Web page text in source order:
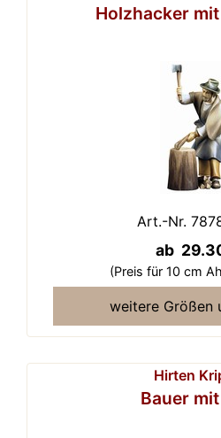
Holzhacker
Art.-Nr.
ab
(Preis für 10 cm
weitere Größen
Hirten
Bauer